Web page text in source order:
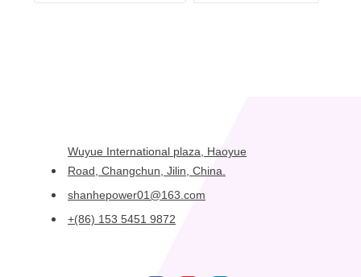
Wuyue International plaza, Haoyue
Road, Changchun, Jilin, China.
shanhepower01@163.com
+(86) 153 5451 9872